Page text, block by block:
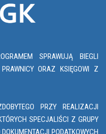
SPRAWUJĄ BIEGLI
PRAWNICY ORAZ KSIĘGOWI Z
PRZY REALIZACJI
SPECJALIŚCI Z GRUPY
PODATKOWYCH